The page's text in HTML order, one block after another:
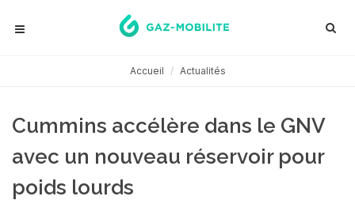
Accueil Actualités
Cummins accélère dans le GNV
avec un nouveau réservoir pour
poids lourds